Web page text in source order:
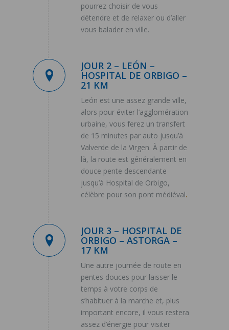
pourrez choisir de vous
détendre et de relaxer ou d’aller
vous balader en ville.
JOUR 2 – LEÓN –
HOSPITAL DE ORBIGO –
21 KM
León est une assez grande ville,
alors pour éviter l’agglomération
urbaine, vous ferez un transfert
de 15 minutes par auto jusqu’à
Valverde de la Virgen. À partir de
là, la route est généralement en
douce pente descendante
jusqu’à Hospital de Orbigo,
célèbre pour son pont médiéval.
JOUR 3 – HOSPITAL DE
ORBIGO – ASTORGA –
17 KM
Une autre journée de route en
pentes douces pour laisser le
temps à votre corps de
s’habituer à la marche et, plus
important encore, il vous restera
assez d’énergie pour visiter